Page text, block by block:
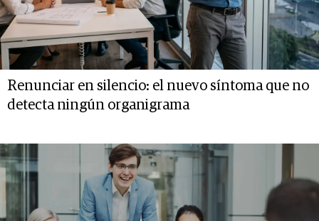
Renunciar en silencio: el nuevo síntoma que no
detecta ningún organigrama